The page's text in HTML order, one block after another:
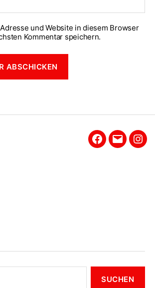
und Website in diesem Browser
Kommentar speichern.
Facebook
E-